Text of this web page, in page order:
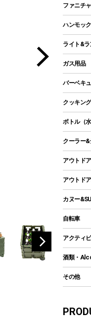
ワンポ
シェル
ロッジ
タープ
スクエ
メッシ
自立式
パラソ
テント
ペグ
グラン
ガイド
ツール
インナ
キャン
インフ
ファニチ
アウト
レジャ
ハンモック
ライト&
LEDラン
ガスラ
オイル
LEDラ
ヘッド
キャン
ガス用品
ガスバ
ガス缶
ガスト
バーベキ
バーベ
焚き火
卓上タ
パーテ
鉄板、ア
焚き火
火起こ
バーベ
燃料・
クッキン
ダッチ
ホット
クッカ
シェラカ
クッキ
ナイフ
カトラリ
マグカ
ボトル（水
ステン
コップ
ワンタ
プラス
ディズ
クーラー
クーラ
クーラ
ウォー
保冷剤
アウトド
アウト
アウトド
バック
リュッ
トート
ショッ
その他
レイン
カヌー
インフ
カヤッ
パドル
ヘルメ
自転車
折りた
スポー
シティ
自転車
アクティ
マリン
ラッシ
テント
酒類・
その他
湯たんぽ